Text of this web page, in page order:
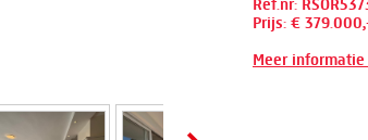
Ref.nr:
Prijs: €
Meer informatie